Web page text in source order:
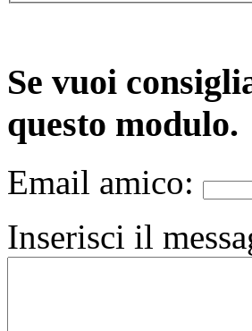
Se vuoi
questo modulo.
Email amico:
Inserisci il